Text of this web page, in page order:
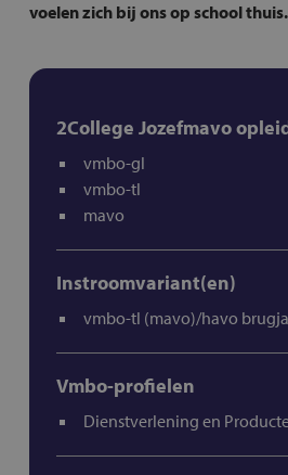
voelen zich bij ons op school thuis.
2College Jozefmavo
vmbo-gl
vmbo-tl
mavo
Instroomvariant(en)
vmbo-tl (mavo)/havo
Vmbo-profielen
Dienstverlening en